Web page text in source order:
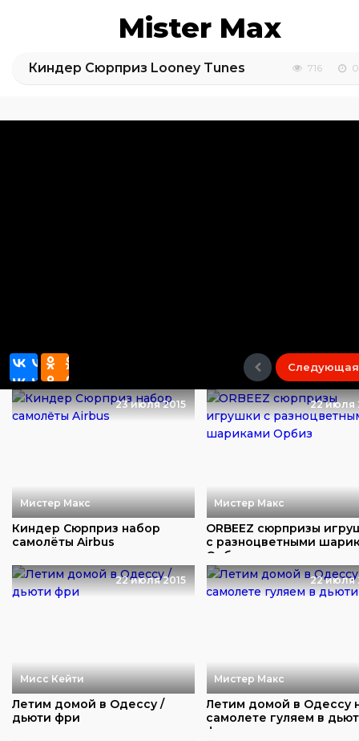
Mister Max
Киндер Сюрприз Looney Tunes 716
Следующая
23 июля 2015
Мистер Макс
Киндер Сюрприз набор
самолёты Airbus
22 июля
Мистер Макс
ORBEEZ сюрпризы
с разноцветными
Орбиз
22 июля 2015
Мисс Кейти
Летим домой в Одессу /
дьюти фри
22 июля
Мистер Макс
Летим домой в Одессу
самолете гуляем в
фри